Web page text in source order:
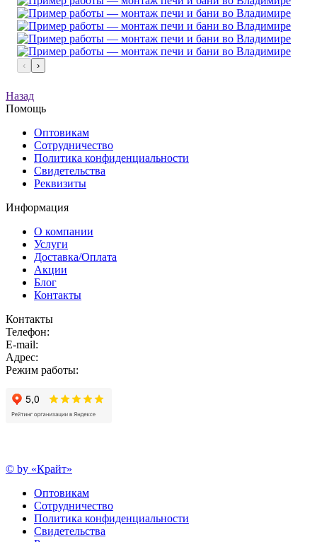
‹ ›
Назад
Помощь
Оптовикам
Сотрудничество
Политика конфиденциальности
Свидетельства
Реквизиты
Информация
О компании
Услуги
Доставка/Оплата
Акции
Блог
Контакты
Контакты
Телефон:
E-mail:
Адрес:
Режим работы:
© by «Крайт»
Оптовикам
Сотрудничество
Политика конфиденциальности
Свидетельства